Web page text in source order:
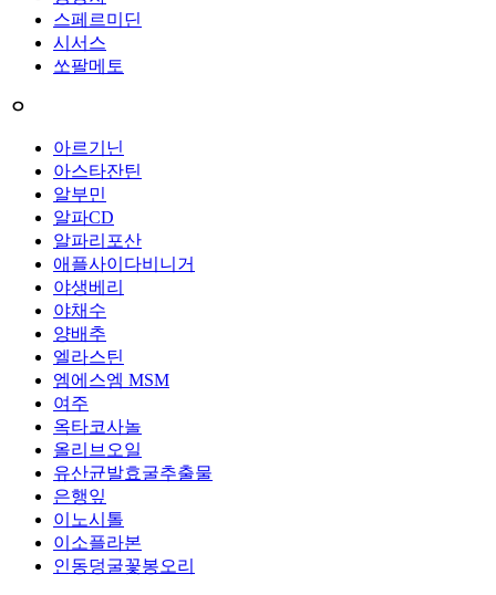
스페르미딘
시서스
쏘팔메토
ㅇ
아르기닌
아스타잔틴
알부민
알파CD
알파리포산
애플사이다비니거
야생베리
야채수
양배추
엘라스틴
엠에스엠 MSM
여주
옥타코사놀
올리브오일
유산균발효굴추출물
은행잎
이노시톨
이소플라본
인동덩굴꽃봉오리